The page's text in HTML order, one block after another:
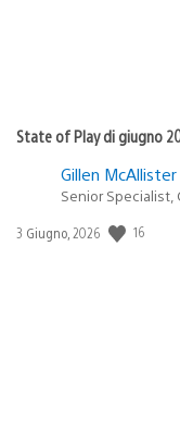
State of Play di giugno
Gillen McAllister
Senior Specialist,
Data
3 Giugno, 2026 16